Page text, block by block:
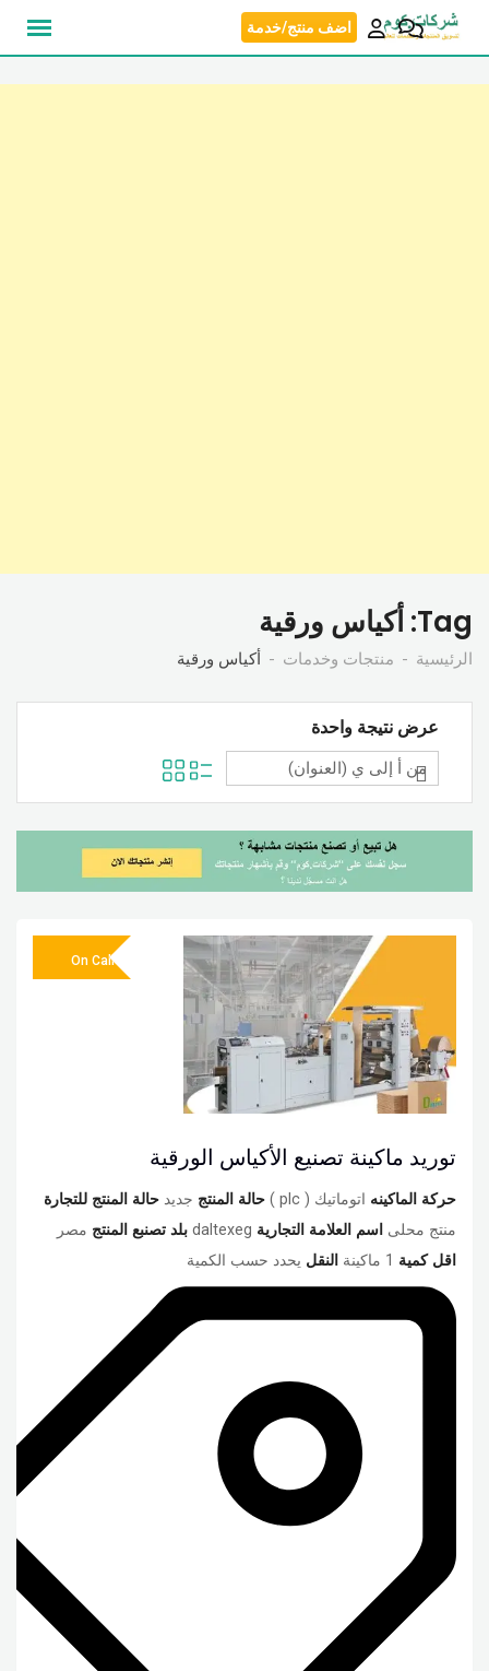
انتقل
اضف منتج/خدمة
Tag: أكياس ورقية
الرئيسية منتجات وخدمات أكياس ورقية
عرض نتيجة واحدة
توريد ماكينة تصنيع الأكياس الورقية
حركة الماكينه اتوماتيك ( plc ) حالة المنتج جديد حالة المنتج للتجارة
منتج محلى اسم العلامة التجارية daltexeg بلد تصنبع المنتج مصر
اقل كمية 1 ماكينة النقل يحدد حسب الكمية
On Call